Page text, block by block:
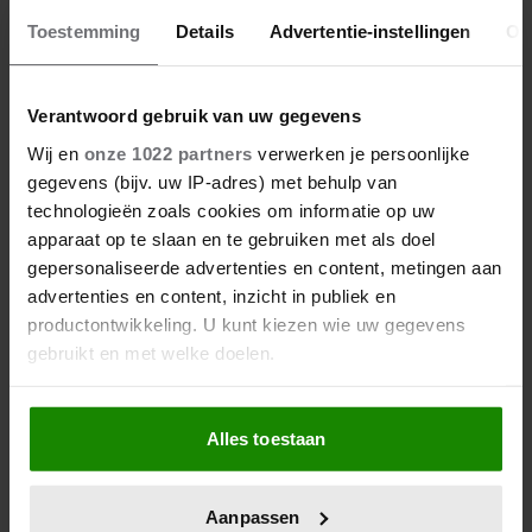
Toestemming Details Advertentie-instellingen
Verantwoord gebruik van uw gegevens
Wij en onze 1022 partners verwerken je persoonlijke
gegevens (bijv. uw IP-adres) met behulp van
technologieën zoals cookies om informatie op uw
apparaat op te slaan en te gebruiken met als doel
gepersonaliseerde advertenties en content, metingen aan
advertenties en content, inzicht in publiek en
productontwikkeling. U kunt kiezen wie uw gegevens
gebruikt en met welke doelen.
Als u het toestaat, willen we ook graag:
Informatie verzamelen over uw geografische
locatie, die tot een paar meter nauwkeurig kan zijn
scannen op specifieke eigenschappen (fingerprinting)
Alles toestaan
Aanpassen
28 april 2026
MODEMERKEN VAN PRINSES
CATHERINE
23 april 2026